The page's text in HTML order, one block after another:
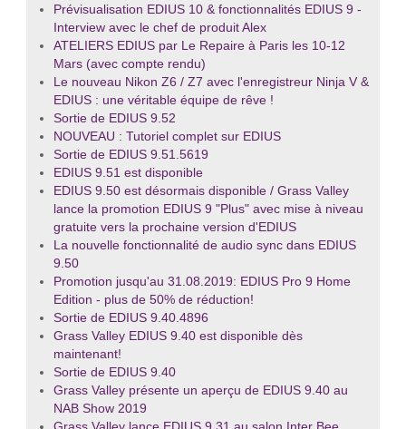
Prévisualisation EDIUS 10 & fonctionnalités EDIUS 9 -
Interview avec le chef de produit Alex
ATELIERS EDIUS par Le Repaire à Paris les 10-12
Mars (avec compte rendu)
Le nouveau Nikon Z6 / Z7 avec l'enregistreur Ninja V &
EDIUS : une véritable équipe de rêve !
Sortie de EDIUS 9.52
NOUVEAU : Tutoriel complet sur EDIUS
Sortie de EDIUS 9.51.5619
EDIUS 9.51 est disponible
EDIUS 9.50 est désormais disponible / Grass Valley
lance la promotion EDIUS 9 "Plus" avec mise à niveau
gratuite vers la prochaine version d'EDIUS
La nouvelle fonctionnalité de audio sync dans EDIUS
9.50
Promotion jusqu'au 31.08.2019: EDIUS Pro 9 Home
Edition - plus de 50% de réduction!
Sortie de EDIUS 9.40.4896
Grass Valley EDIUS 9.40 est disponible dès
maintenant!
Sortie de EDIUS 9.40
Grass Valley présente un aperçu de EDIUS 9.40 au
NAB Show 2019